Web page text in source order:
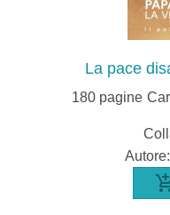
La pace
180 pagine
Autore: